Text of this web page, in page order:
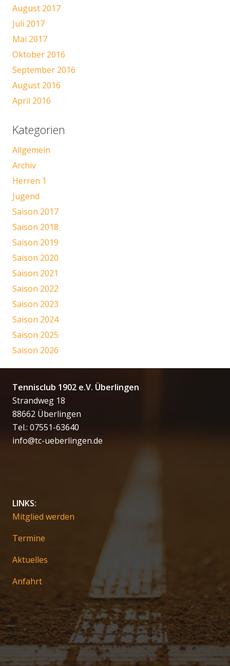
August 2017
Juli 2017
Mai 2017
Oktober 2016
September 2016
August 2016
April 2016
Kategorien
Allgemein
Archiv
Herren 1
Jugend
Saison 2017
Saison 2018
Saison 2019
Saison 2020
Saison 2021
Saison 2022
Saison 2023
Saison 2024
Saison 2025
Saison 2026
Tennisclub 1902 e.V. Überlingen
Strandweg 18
88662 Überlingen
Tel.: 07551-63640
info@tc-ueberlingen.de
LINKS:
Mitglied werden
Termine
Aktuelles
Anfahrt